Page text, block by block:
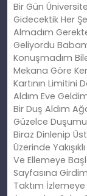
Bir Gün
Gidecektik Her
Almadım
Geliyordu
Konuşmadım
Mekana Göre
Kartının Limitini
Aldım Eve
Bir Duş Aldım
Güzelce
Biraz Dinlenip
Üzerinde
Ve Ellemeye
Sayfasına
Taktım